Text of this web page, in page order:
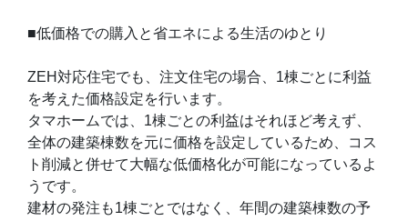
■低価格での購入と省エネによる生活のゆとり
ZEH対応住宅でも、注文住宅の場合、1棟ごとに利益
を考えた価格設定を行います。
タマホームでは、1棟ごとの利益はそれほど考えず、
全体の建築棟数を元に価格を設定しているため、コス
ト削減と併せて大幅な低価格化が可能になっているよ
うです。
建材の発注も1棟ごとではなく、年間の建築棟数の予